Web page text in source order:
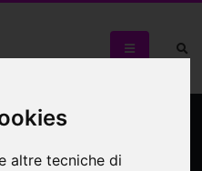
altre tecniche di